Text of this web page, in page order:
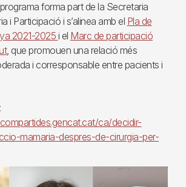
forma part de la Secretaria
i Participació i s’alinea amb el Pla de
2021-2025 i el Marc de participació
, que promouen una relació més
i corresponsable entre pacients i
ca/decidir-
mamaria-despres-de-cirurgia-per-